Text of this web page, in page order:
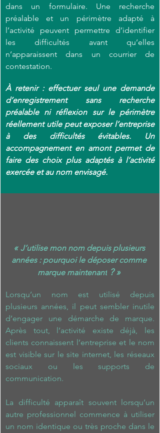
dans un formulaire. Une recherche
préalable et un périmètre adapté à
l’activité peuvent permettre d’identifier
les difficultés avant qu’elles
n’apparaissent dans un courrier de
contestation.
À retenir : effectuer seul une demande
d’enregistrement sans recherche
préalable ni réflexion sur le périmètre
réellement utile peut exposer l’entreprise
à des difficultés évitables. Un
accompagnement en amont permet de
faire des choix plus adaptés à l’activité
exercée et au nom envisagé.
« J’utilise mon nom depuis plusieurs
années : pourquoi le déposer comme
marque maintenant ? »
Lorsqu’un nom est utilisé depuis
plusieurs années, il peut sembler inutile
d’engager une démarche de marque.
Après tout, l’activité existe déjà, les
clients connaissent l’entreprise et le nom
est visible sur le site internet, les réseaux
sociaux ou les supports de
communication.
La difficulté apparaît souvent lorsqu’un
autre professionnel commence à utiliser
un nom identique ou très proche dans le